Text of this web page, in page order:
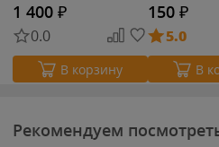
1 400 ₽
0.0
В корзину
150 ₽
5.0
В
Рекомендуем